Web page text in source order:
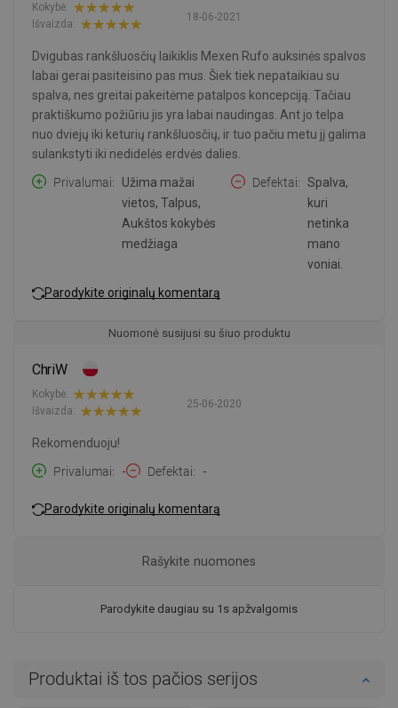
18-06-2021
Kokybė:
Išvaizda:
Dvigubas rankšluosčių laikiklis Mexen Rufo auksinės spalvos
labai gerai pasiteisino pas mus. Šiek tiek nepataikiau su
spalva, nes greitai pakeitėme patalpos koncepciją. Tačiau
praktiškumo požiūriu jis yra labai naudingas. Ant jo telpa
nuo dviejų iki keturių rankšluosčių, ir tuo pačiu metu jį galima
sulankstyti iki nedidelės erdvės dalies.
Privalumai
Užima mažai
vietos, Talpus,
Aukštos kokybės
medžiaga
Defektai
Spalva,
kuri
netinka
mano
voniai.
Parodykite originalų komentarą
Nuomonė susijusi su šiuo produktu
ChriW
25-06-2020
Kokybė:
Išvaizda:
Rekomenduoju!
Privalumai
- Defektai -
Parodykite originalų komentarą
Parodykite daugiau su 1s apžvalgomis
Rašykite nuomones
Produktai iš tos pačios serijos